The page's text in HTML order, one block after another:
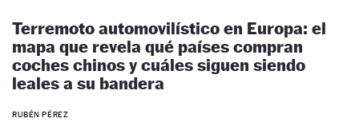
Terremoto automovilístico en Europa: el
mapa que revela qué países compran
coches chinos y cuáles siguen siendo
leales a su bandera
RUBÉN PÉREZ